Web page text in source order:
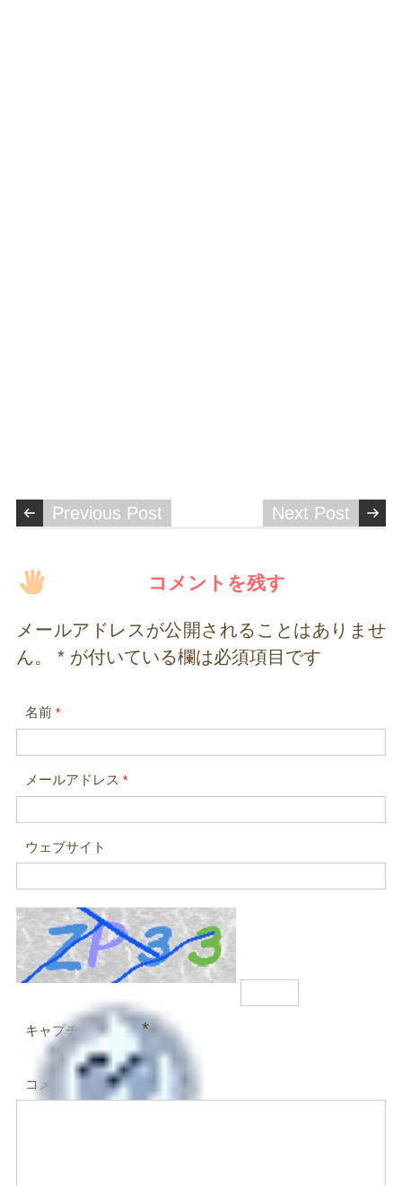
Previous Post Next Post
コメントを残す
メールアドレスが公開されることはありませ
ん。* が付いている欄は必須項目です
名前*
メールアドレス*
ウェブサイト
キャプチャコード *
コメント